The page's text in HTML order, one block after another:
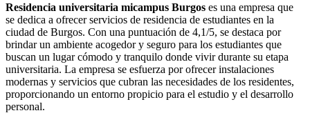
Residencia universitaria micampus Burgos es una empresa que
se dedica a ofrecer servicios de residencia de estudiantes en la
ciudad de Burgos. Con una puntuación de 4,1/5, se destaca por
brindar un ambiente acogedor y seguro para los estudiantes que
buscan un lugar cómodo y tranquilo donde vivir durante su etapa
universitaria. La empresa se esfuerza por ofrecer instalaciones
modernas y servicios que cubran las necesidades de los residentes,
proporcionando un entorno propicio para el estudio y el desarrollo
personal.